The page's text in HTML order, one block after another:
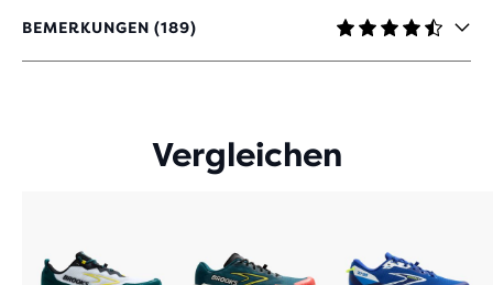
BEMERKUNGEN (189)
4,4
VON
Vergleichen